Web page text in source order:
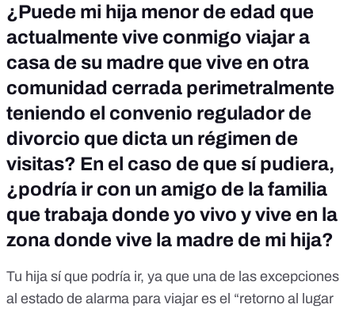
¿Puede mi hija menor de edad que
actualmente vive conmigo viajar a
casa de su madre que vive en otra
comunidad cerrada perimetralmente
teniendo el convenio regulador de
divorcio que dicta un régimen de
visitas? En el caso de que sí pudiera,
¿podría ir con un amigo de la familia
que trabaja donde yo vivo y vive en la
zona donde vive la madre de mi hija?
Tu hija sí que podría ir, ya que una de las excepciones
al estado de alarma para viajar es el “retorno al lugar